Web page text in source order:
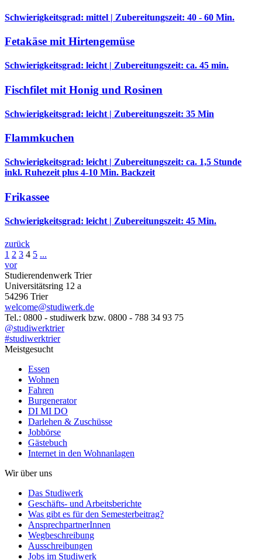
Schwierigkeitsgrad: mittel | Zubereitungszeit: 40 - 60 Min.
Fetakäse mit Hirtengemüse
Schwierigkeitsgrad: leicht | Zubereitungszeit: ca. 45 min.
Fischfilet mit Honig und Rosinen
Schwierigkeitsgrad: leicht | Zubereitungszeit: 35 Min
Flammkuchen
Schwierigkeitsgrad: leicht | Zubereitungszeit: ca. 1,5 Stunde
inkl. Ruhezeit plus 4-10 Min. Backzeit
Frikassee
Schwierigkeitsgrad: leicht | Zubereitungszeit: 45 Min.
zurück
1 2 3 4 5 ...
vor
Studierendenwerk Trier
Universitätsring 12 a
54296 Trier
welcome@studiwerk.de
Tel.: 0800 - studiwerk bzw. 0800 - 788 34 93 75
@studiwerktrier
#studiwerktrier
Meistgesucht
Essen
Wohnen
Fahren
Burgenerator
DI MI DO
Darlehen & Zuschüsse
Jobbörse
Gästebuch
Internet in den Wohnanlagen
Wir über uns
Das Studiwerk
Geschäfts- und Arbeitsberichte
Was gibt es für den Semesterbeitrag?
AnsprechpartnerInnen
Wegbeschreibung
Ausschreibungen
Jobs im Studiwerk